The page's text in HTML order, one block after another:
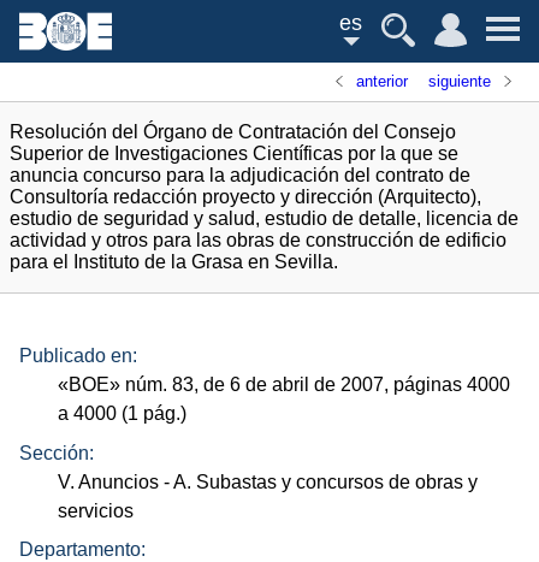
es
anterior siguiente
Resolución del Órgano de Contratación del Consejo
Superior de Investigaciones Científicas por la que se
anuncia concurso para la adjudicación del contrato de
Consultoría redacción proyecto y dirección (Arquitecto),
estudio de seguridad y salud, estudio de detalle, licencia de
actividad y otros para las obras de construcción de edificio
para el Instituto de la Grasa en Sevilla.
Publicado en:
«BOE» núm. 83, de 6 de abril de 2007, páginas 4000
a 4000 (1 pág.)
Sección:
V. Anuncios - A. Subastas y concursos de obras y
servicios
Departamento: